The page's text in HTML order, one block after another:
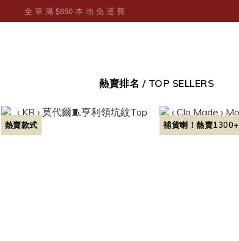
熱賣排名 / TOP SELLERS
熱賣款式 補貨喇！熱賣1300+